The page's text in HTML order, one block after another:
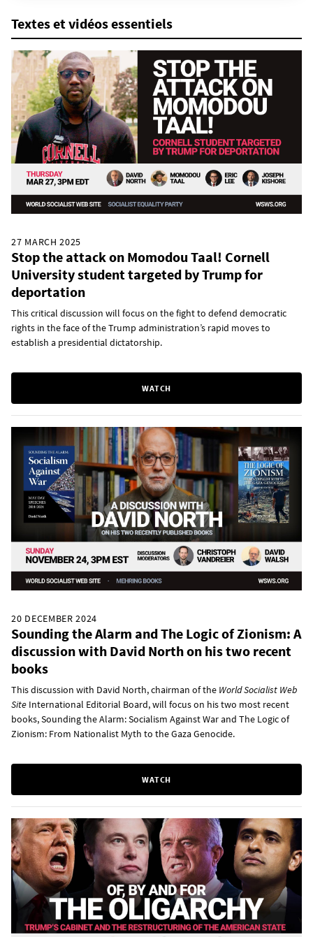
Textes et vidéos essentiels
27 MARCH 2025
Stop the attack on Momodou Taal! Cornell
University student targeted by Trump for
deportation
This critical discussion will focus on the fight to defend democratic
rights in the face of the Trump administration’s rapid moves to
establish a presidential dictatorship.
WATCH
20 DECEMBER 2024
Sounding the Alarm and The Logic of Zionism: A
discussion with David North on his two recent
books
This discussion with David North, chairman of the World Socialist Web
Site International Editorial Board, will focus on his two most recent
books, Sounding the Alarm: Socialism Against War and The Logic of
Zionism: From Nationalist Myth to the Gaza Genocide.
WATCH